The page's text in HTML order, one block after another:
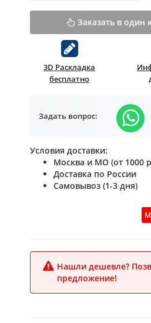
Заказать в один
3D Раскладка
бесплатно
Задать вопрос:
Условия доставки:
Москва и МО (от 1000
Доставка по России
Самовывоз (1-3 дня)
Нашли дешевле?
предложение!